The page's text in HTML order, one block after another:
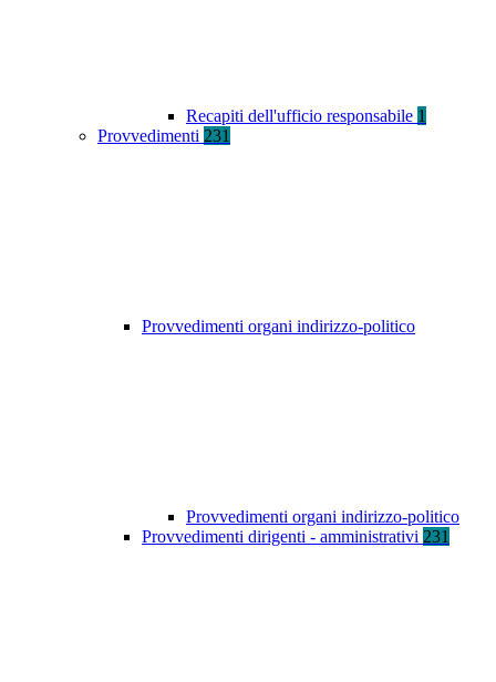
Recapiti dell'ufficio responsabile 1
Provvedimenti 231
Provvedimenti organi indirizzo-politico
Provvedimenti organi indirizzo-politico
Provvedimenti dirigenti - amministrativi 231